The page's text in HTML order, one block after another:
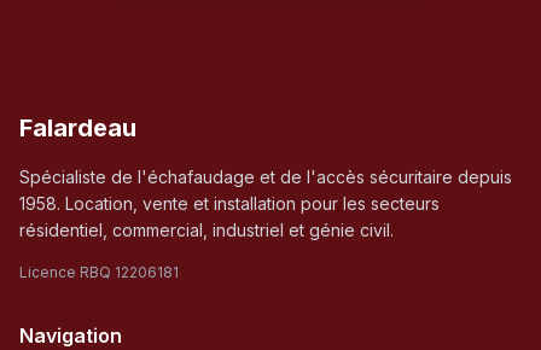
Falardeau
Spécialiste de l'échafaudage et de l'accès sécuritaire depuis
1958. Location, vente et installation pour les secteurs
résidentiel, commercial, industriel et génie civil.
Licence RBQ 12206181
Navigation